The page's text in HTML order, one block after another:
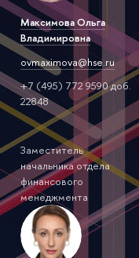
Максимова Ольга
Владимировна
ovmaximova@hse.ru
+7 (495) 772 9590 доб.
22848
Заместитель
начальника отдела
финансового
менеджмента